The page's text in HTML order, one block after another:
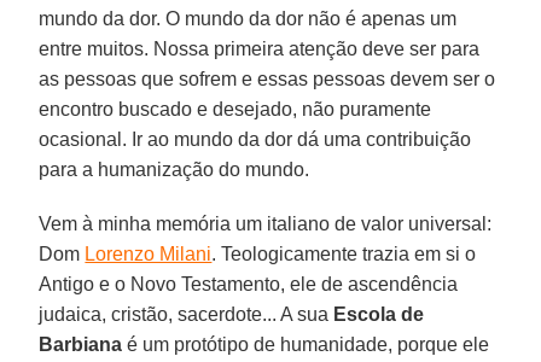
mundo da dor. O mundo da dor não é apenas um
entre muitos. Nossa primeira atenção deve ser para
as pessoas que sofrem e essas pessoas devem ser o
encontro buscado e desejado, não puramente
ocasional. Ir ao mundo da dor dá uma contribuição
para a humanização do mundo.
Vem à minha memória um italiano de valor universal:
Dom Lorenzo Milani. Teologicamente trazia em si o
Antigo e o Novo Testamento, ele de ascendência
judaica, cristão, sacerdote... A sua Escola de
Barbiana é um protótipo de humanidade, porque ele